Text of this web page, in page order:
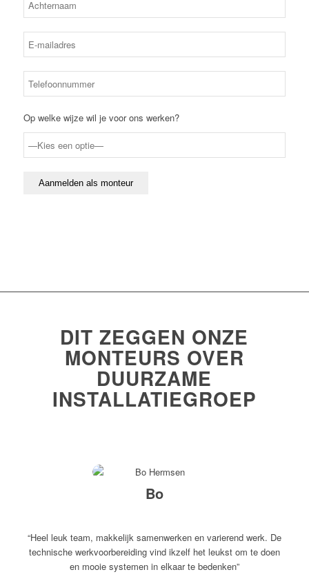
Op welke wijze wil je voor ons werken?
DIT ZEGGEN ONZE
MONTEURS OVER
DUURZAME
INSTALLATIEGROEP
Bo
“Heel leuk team, makkelijk samenwerken en varierend werk. De
technische werkvoorbereiding vind ikzelf het leukst om te doen
en mooie systemen in elkaar te bedenken”